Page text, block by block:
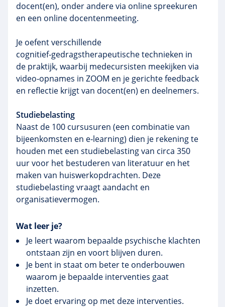
docent(en), onder andere via online spreekuren
en een online docentenmeeting.
Je oefent verschillende
cognitief‑gedragstherapeutische technieken in
de praktijk, waarbij medecursisten meekijken via
video‑opnames in ZOOM en je gerichte feedback
en reflectie krijgt van docent(en) en deelnemers.
Studiebelasting
Naast de 100 cursusuren (een combinatie van
bijeenkomsten en e‑learning) dien je rekening te
houden met een studiebelasting van circa 350
uur voor het bestuderen van literatuur en het
maken van huiswerkopdrachten. Deze
studiebelasting vraagt aandacht en
organisatievermogen.
Wat leer je?
Je leert waarom bepaalde psychische klachten
ontstaan zijn en voort blijven duren.
Je bent in staat om beter te onderbouwen
waarom je bepaalde interventies gaat
inzetten.
Je doet ervaring op met deze interventies.